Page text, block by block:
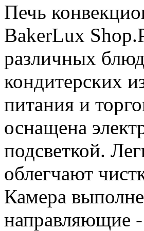
Печь
BakerLux
различных
кондитерских
питания и
оснащена
подсветкой.
облегчают
Камера
направляющие